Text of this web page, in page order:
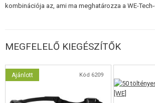
kiegészítők között kínálunk.
tartozékok között talál egy megfelelő adaptert,
Jellemzők pontokban kifejezve:
Teljesen fémszerkezet
kombinációja az, ami ma meghatározza a WE-
MEGFELELŐ KIEGÉSZÍTŐK
Ajánlott Kód 6209